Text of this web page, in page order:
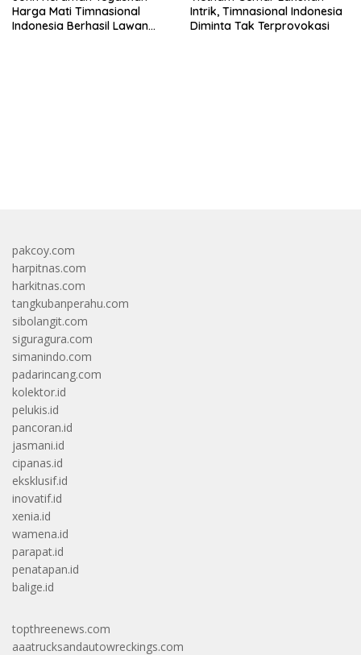
Harga Mati Timnasional
Indonesia Berhasil Lawan
Intrik, Timnasional Indonesia
Diminta Tak Terprovokasi
pakcoy.com
harpitnas.com
harkitnas.com
tangkubanperahu.com
sibolangit.com
siguragura.com
simanindo.com
padarincang.com
kolektor.id
pelukis.id
pancoran.id
jasmani.id
cipanas.id
eksklusif.id
inovatif.id
xenia.id
wamena.id
parapat.id
penatapan.id
balige.id
topthreenews.com
aaatrucksandautowreckings.com